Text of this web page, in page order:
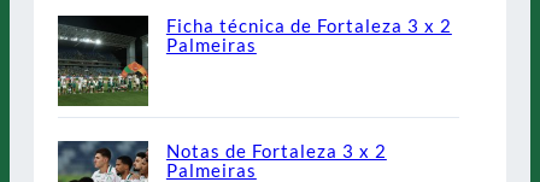
Ficha técnica de Fortaleza 3 x 2
Palmeiras
Notas de Fortaleza 3 x 2
Palmeiras